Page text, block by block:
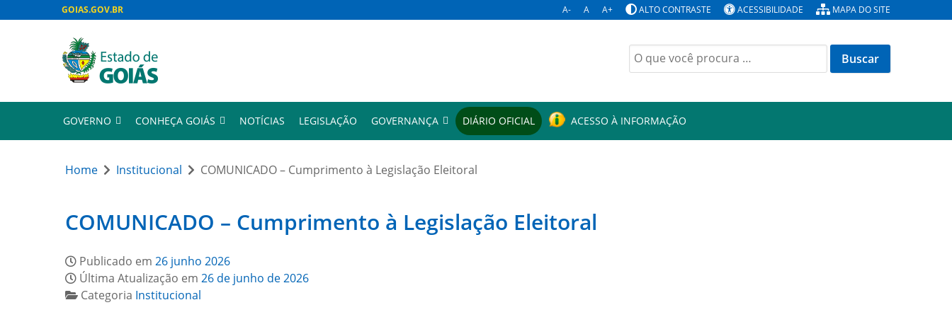
GOIAS.GOV.BR A- A A+ ALTO CONTRASTE ACESSIBILIDADE MAPA DO SITE
Buscar
por:
GOVERNO CONHEÇA GOIÁS NOTÍCIAS LEGISLAÇÃO GOVERNANÇA DIÁRIO OFICIAL ACESSO À INFORMAÇÃO
Home Institucional COMUNICADO – Cumprimento à Legislação Eleitoral
COMUNICADO – Cumprimento à Legislação Eleitoral
Publicado em 26 junho 2026
Última Atualização em 26 de junho de 2026
Categoria Institucional